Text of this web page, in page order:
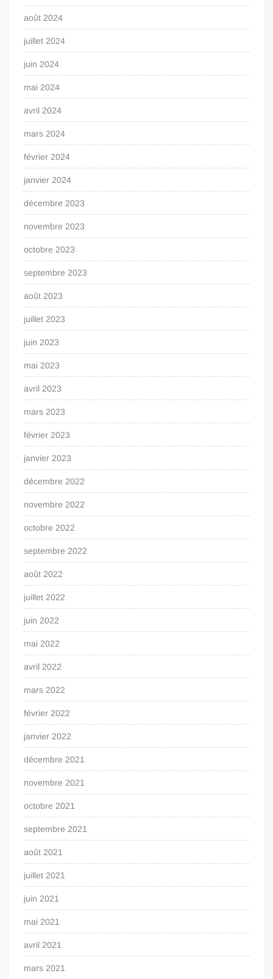
août 2024
juillet 2024
juin 2024
mai 2024
avril 2024
mars 2024
février 2024
janvier 2024
décembre 2023
novembre 2023
octobre 2023
septembre 2023
août 2023
juillet 2023
juin 2023
mai 2023
avril 2023
mars 2023
février 2023
janvier 2023
décembre 2022
novembre 2022
octobre 2022
septembre 2022
août 2022
juillet 2022
juin 2022
mai 2022
avril 2022
mars 2022
février 2022
janvier 2022
décembre 2021
novembre 2021
octobre 2021
septembre 2021
août 2021
juillet 2021
juin 2021
mai 2021
avril 2021
mars 2021